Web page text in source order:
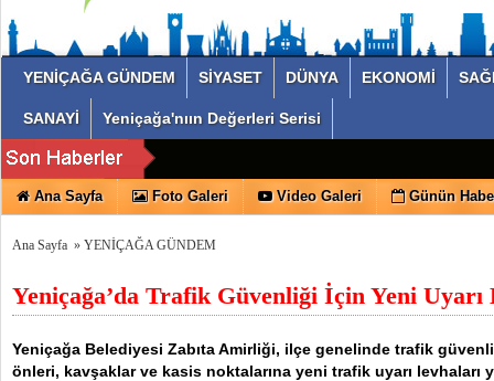
YENİÇAĞA GÜNDEM SİYASET DÜNYA EKONOMİ
SANAYİ Yeniçağa'nıın Değerleri Serisi
Ana Sayfa Foto Galeri Video Galeri Günün
Ana Sayfa » YENİÇAĞA GÜNDEM
Yeniçağa’da Trafik Güvenliği İçin Yeni
Yeniçağa Belediyesi Zabıta Amirliği, ilçe genelinde trafik
önleri, kavşaklar ve kasis noktalarına yeni trafik uyarı levhaları